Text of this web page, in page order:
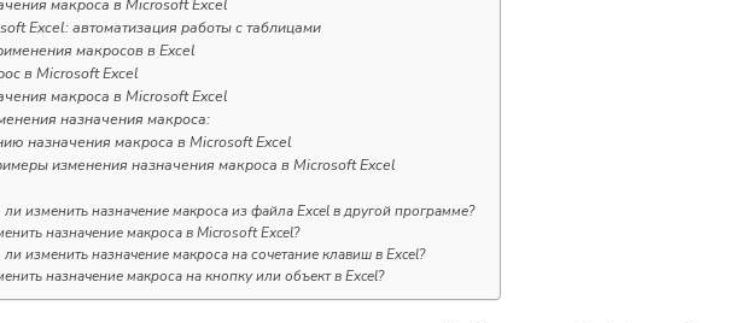
макроса в Microsoft Excel
Excel: автоматизация работы с таблицами
макросов в Excel
в Microsoft Excel
макроса в Microsoft Excel
назначения макроса:
назначения макроса в Microsoft Excel
изменения назначения макроса в Microsoft Excel
изменить назначение макроса из файла Excel в другой программе?
назначение макроса в Microsoft Excel?
изменить назначение макроса на сочетание клавиш в Excel?
назначение макроса на кнопку или объект в Excel?